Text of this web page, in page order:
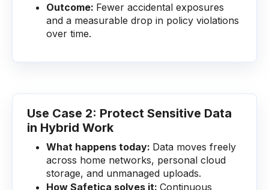
Outcome: Fewer accidental exposures
and a measurable drop in policy violations
over time.
Use Case 2: Protect Sensitive Data
in Hybrid Work
What happens today: Data moves freely
across home networks, personal cloud
storage, and unmanaged uploads.
How Safetica solves it: Continuous